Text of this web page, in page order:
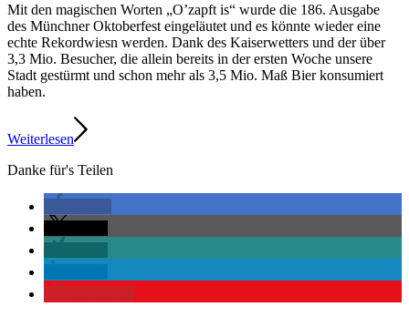
Mit den magischen Worten „O’zapft is“ wurde die 186. Ausgabe
des Münchner Oktoberfest eingeläutet und es könnte wieder eine
echte Rekordwiesn werden. Dank des Kaiserwetters und der über
3,3 Mio. Besucher, die allein bereits in der ersten Woche unsere
Stadt gestürmt und schon mehr als 3,5 Mio. Maß Bier konsumiert
haben.
Weiterlesen
Danke für's Teilen